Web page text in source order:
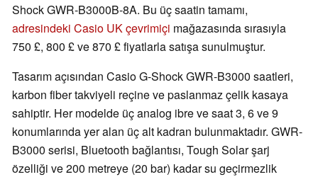
Shock GWR-B3000B-8A. Bu üç saatin tamamı,
adresindeki Casio UK çevrimiçi mağazasında sırasıyla
750 £, 800 £ ve 870 £ fiyatlarla satışa sunulmuştur.
Tasarım açısından Casio G-Shock GWR-B3000 saatleri,
karbon fiber takviyeli reçine ve paslanmaz çelik kasaya
sahiptir. Her modelde üç analog ibre ve saat 3, 6 ve 9
konumlarında yer alan üç alt kadran bulunmaktadır. GWR-
B3000 serisi, Bluetooth bağlantısı, Tough Solar şarj
özelliği ve 200 metreye (20 bar) kadar su geçirmezlik